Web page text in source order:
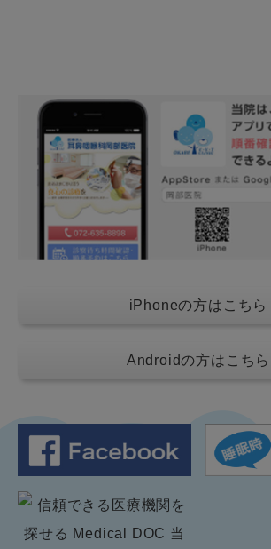
iPhoneの方はこちら
Androidの方はこちら